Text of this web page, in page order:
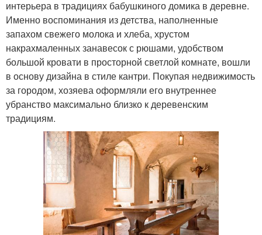
интерьера в традициях бабушкиного домика в деревне.
Именно воспоминания из детства, наполненные
запахом свежего молока и хлеба, хрустом
накрахмаленных занавесок с рюшами, удобством
большой кровати в просторной светлой комнате, вошли
в основу дизайна в стиле кантри. Покупая недвижимость
за городом, хозяева оформляли его внутреннее
убранство максимально близко к деревенским
традициям.